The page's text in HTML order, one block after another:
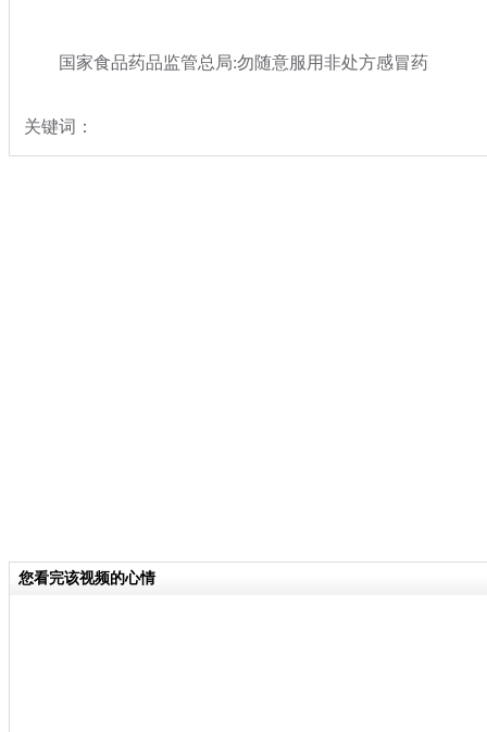
国家食品药品监管总局:勿随意服用非处方感冒药
关键词：
您看完该视频的心情